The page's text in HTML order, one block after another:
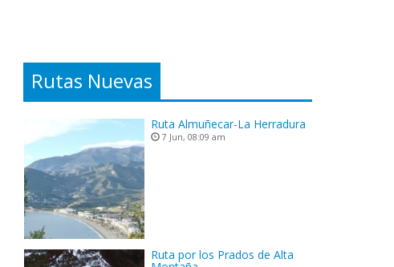
Rutas Nuevas
Ruta Almuñecar-La Herradura
7 Jun, 08:09 am
Ruta por los Prados de Alta